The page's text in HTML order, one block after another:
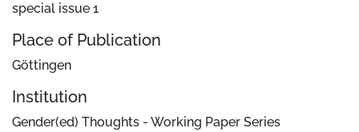
special issue 1
Place of Publication
Göttingen
Institution
Gender(ed) Thoughts - Working Paper Series